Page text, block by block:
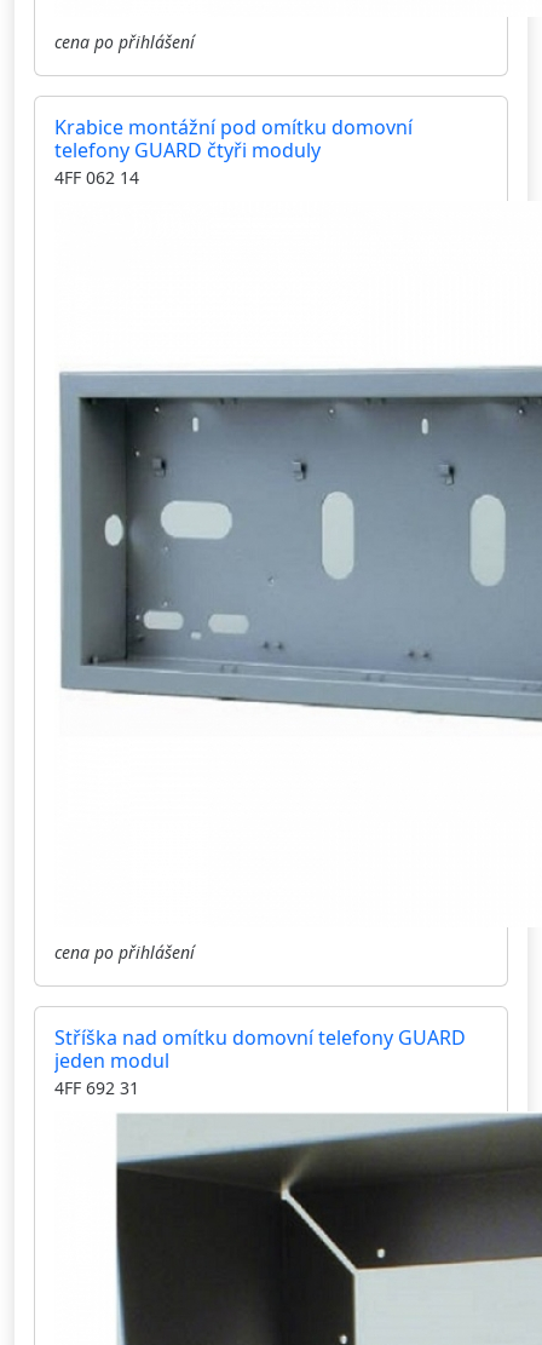
cena po přihlášení
Krabice montážní pod omítku domovní
telefony GUARD čtyři moduly
4FF 062 14
cena po přihlášení
Stříška nad omítku domovní telefony GUARD
jeden modul
4FF 692 31